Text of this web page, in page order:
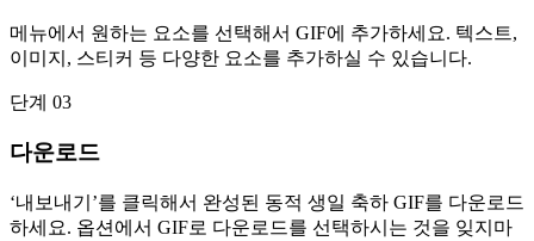
메뉴에서 원하는 요소를 선택해서 GIF에 추가하세요. 텍스트,
이미지, 스티커 등 다양한 요소를 추가하실 수 있습니다.
단계 03
다운로드
‘내보내기’를 클릭해서 완성된 동적 생일 축하 GIF를 다운로드
하세요. 옵션에서 GIF로 다운로드를 선택하시는 것을 잊지마